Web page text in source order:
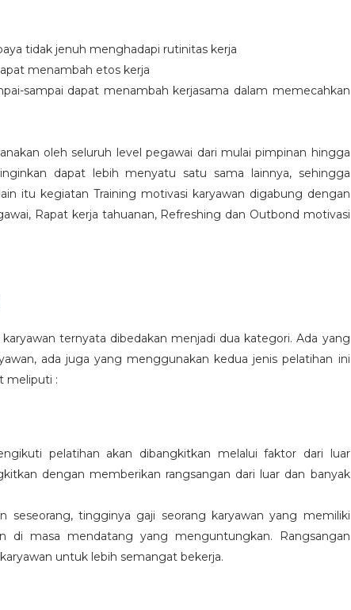
tidak jenuh menghadapi rutinitas kerja
menambah etos kerja
sampai dapat menambah kerjasama dalam memecahkan
oleh seluruh level pegawai dari mulai pimpinan hingga
dapat lebih menyatu satu sama lainnya, sehingga
itu kegiatan Training motivasi karyawan digabung dengan
Rapat kerja tahuanan, Refreshing dan Outbond motivasi
ternyata dibedakan menjadi dua kategori. Ada yang
ada juga yang menggunakan kedua jenis pelatihan ini
meliputi :
pelatihan akan dibangkitkan melalui faktor dari luar
dengan memberikan rangsangan dari luar dan banyak
seseorang, tingginya gaji seorang karyawan yang memiliki
di masa mendatang yang menguntungkan. Rangsangan
untuk lebih semangat bekerja.